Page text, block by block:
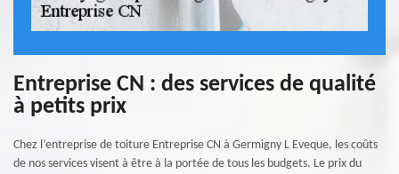
Entreprise CN : des services de qualité
à petits prix
Chez l’entreprise de toiture Entreprise CN à Germigny L Eveque, les coûts
de nos services visent à être à la portée de tous les budgets. Le prix du